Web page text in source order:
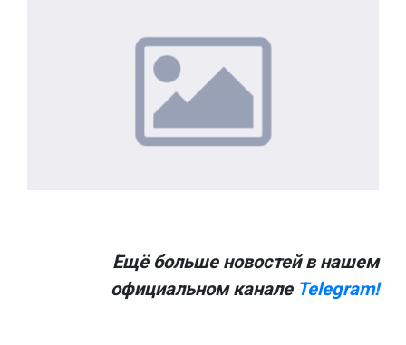
Ещё больше новостей в нашем
официальном канале Telegram!